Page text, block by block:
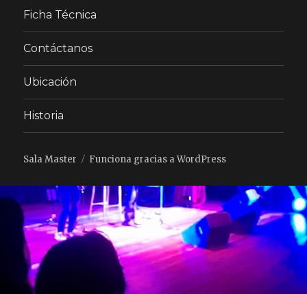
Ficha Técnica
Contáctanos
Ubicación
Historia
Sala Master Funciona gracias a WordPress